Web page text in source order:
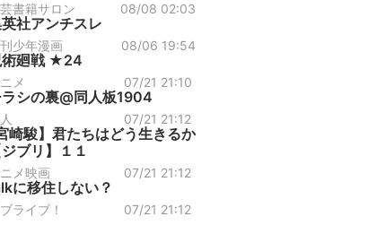
書籍サロン 08/08 02:03
社アンチスレ
少年漫画 08/06 19:54
術廻戦 ★24
メ 07/21 21:10
シの裏@同人板1904
07/21 21:12
崎駿】君たちはどう生きるか
ジブリ】１１
メ映画 07/21 21:12
に移住しない？
ライブ！ 07/21 21:12